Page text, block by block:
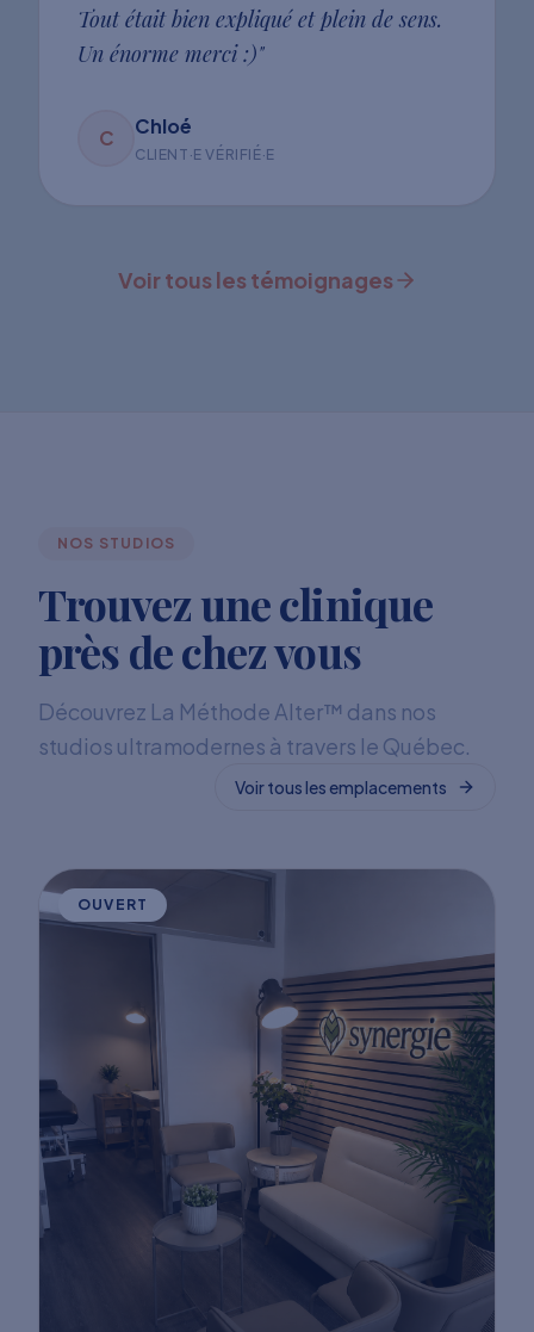
Tout était bien expliqué et plein de sens.
Un énorme merci :)"
C Chloé
CLIENT·E VÉRIFIÉ·E
Voir tous les témoignages
NOS STUDIOS
Trouvez une clinique
près de chez vous
Découvrez La Méthode Alter™ dans nos
studios ultramodernes à travers le Québec.
Voir tous les emplacements
OUVERT